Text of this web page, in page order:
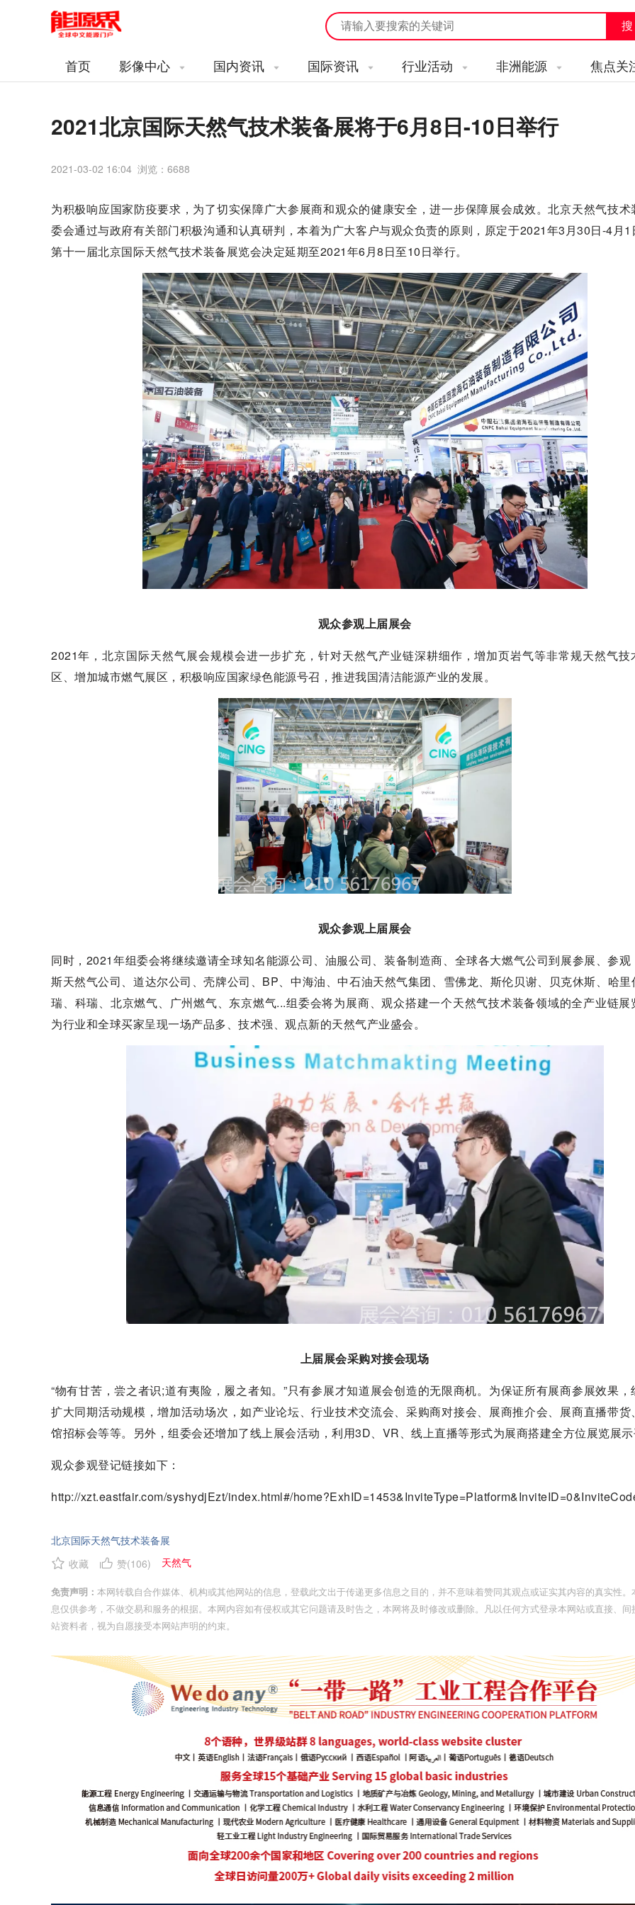
首页 影像中心 国内资讯 国际资讯 行业活动 非洲能源 焦点关
2021北京国际天然气技术装备展将于6月8日-10日举行
2021-03-02 16:04 浏览： 6688
为积极响应国家防疫要求，为了切实保障广大参展商和观众的健康安全，进一步保障展会成效。北京天然气技术
委会通过与政府有关部门积极沟通和认真研判，本着为广大客户与观众负责的原则，原定于2021年3月30日-4月1
第十一届北京国际天然气技术装备展览会决定延期至2021年6月8日至10日举行。
观众参观上届展会
2021年，北京国际天然气展会规模会进一步扩充，针对天然气产业链深耕细作，增加页岩气等非常规天然气技
区、增加城市燃气展区，积极响应国家绿色能源号召，推进我国清洁能源产业的发展。
观众参观上届展会
同时，2021年组委会将继续邀请全球知名能源公司、油服公司、装备制造商、全球各大燃气公司到展参展、参观
斯天然气公司、道达尔公司、壳牌公司、BP、中海油、中石油天然气集团、雪佛龙、斯伦贝谢、贝克休斯、哈里
瑞、科瑞、北京燃气、广州燃气、东京燃气...组委会将为展商、观众搭建一个天然气技术装备领域的全产业链展
为行业和全球买家呈现一场产品多、技术强、观点新的天然气产业盛会。
上届展会采购对接会现场
“物有甘苦，尝之者识;道有夷险，履之者知。”只有参展才知道展会创造的无限商机。为保证所有展商参展效果，
扩大同期活动规模，增加活动场次，如产业论坛、行业技术交流会、采购商对接会、展商推介会、展商直播带货
馆招标会等等。另外，组委会还增加了线上展会活动，利用3D、VR、线上直播等形式为展商搭建全方位展览展示
观众参观登记链接如下：
http://xzt.eastfair.com/syshydjEzt/index.html#/
北京国际天然气技术装备展
收藏
赞(106) 天然气
免责声明： 本网转载自合作媒体、机构或其他网站的信息，登载此文出于传递更多信息之目的，并不意味着赞同其观点或证实其内容的真实性。
息仅供参考，不做交易和服务的根据。本网内容如有侵权或其它问题请及时告之，本网将及时修改或删除。凡以任何方式登录本网站或直接、间
站资料者，视为自愿接受本网站声明的约束。